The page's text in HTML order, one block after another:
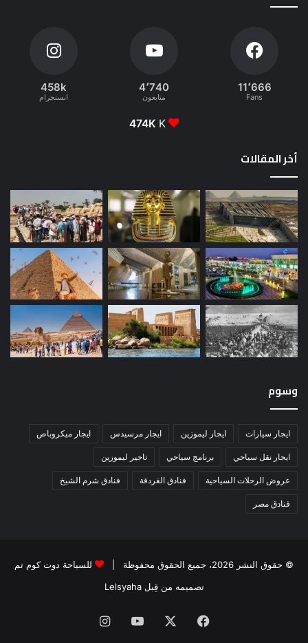
11٬666
Fans
4٬740
متابعون
458k
انستجرام
474K K
أخر المقالات
وسوم
ايجار سيارات ايجار ليموزين ايجار مرسيدس ايجار ميكروباص
ايجار نقل سياحي برنامج سياحي تاجير ليموزين
عروض الرحلات السياحية فنادق الغردقة فنادق شرم الشيخ
فنادق مصر
© حقوق النشر 2026، جميع الحقوق محفوظة |
للسياحة دوت كوم تم
تصميمه من قِبل Lelsyaha
فيسبوك ‫YouTube